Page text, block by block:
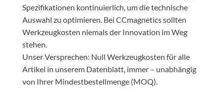
Spezifikationen kontinuierlich, um die technische
Auswahl zu optimieren. Bei CCmagnetics sollten
Werkzeugkosten niemals der Innovation im Weg
stehen.
Unser Versprechen: Null Werkzeugkosten für alle
Artikel in unserem Datenblatt, immer – unabhängig
von Ihrer Mindestbestellmenge (MOQ).